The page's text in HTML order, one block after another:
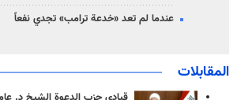
عندما لم تعد «خدعة ترامب» تجدي نفعاً
المقابلات